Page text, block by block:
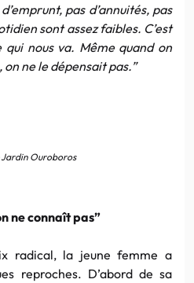
pas d’annuités, pas
sont assez faibles. C’est
nous va. Même quand on
ne le dépensait pas.”
Jardin Ouroboros
ne connaît pas”
radical, la jeune femme a
reproches. D’abord de sa